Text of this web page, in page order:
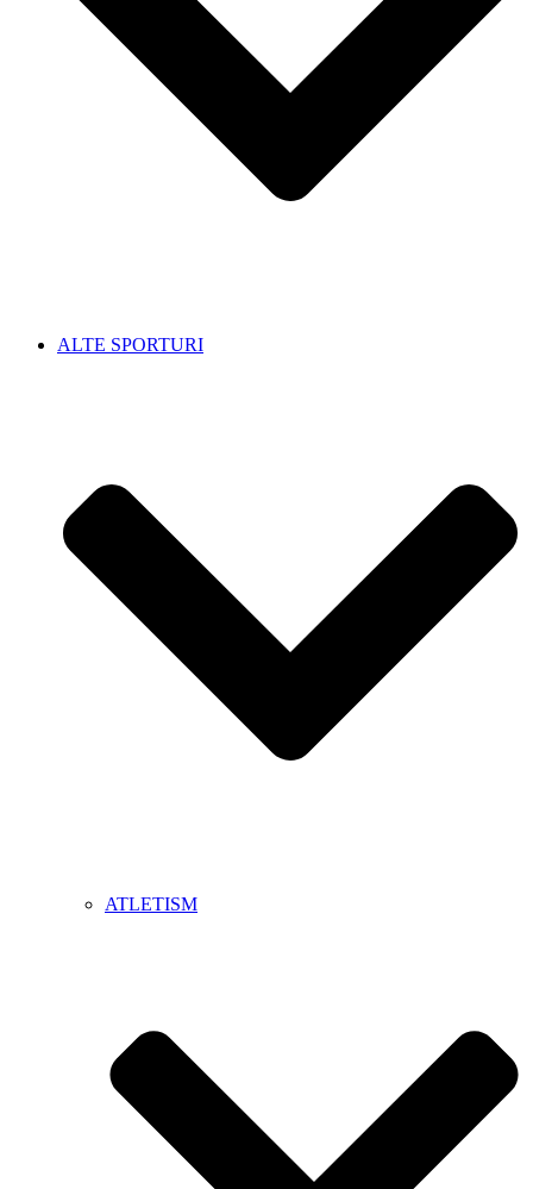
ALTE SPORTURI
ATLETISM